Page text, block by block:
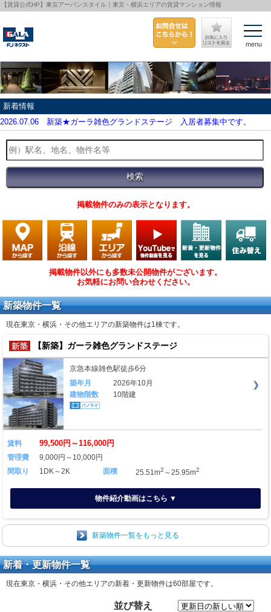
【賃貸公式HP】東京アーバンスタイル｜東京・横浜エリアの賃貸マンション情報
新着情報
2026.07.06 新築★ガーラ雑色グランドステージ 入居者募集中です。
掲載物件のみの表示となります。
掲載物件以外にも多数未公開物件がございます。
お気軽にお問い合わせください。
新築物件一覧
現在東京・横浜・その他エリアの新築物件は1棟です。
【新築】ガーラ雑色グランドステージ
京急本線雑色駅徒歩6分
築年月
2026年10月
建物階数
10階建
賃料 99,500円～116,000円
管理費
9,000円～10,000円
間取り
1DK～2K 面積 25.51m2 ～25.95m2
物件紹介動画はこちら ▼
新築物件一覧をもっと見る
新着・更新物件一覧
現在東京・横浜・その他エリアの新着・更新物件は60部屋です。
並び替え
menu